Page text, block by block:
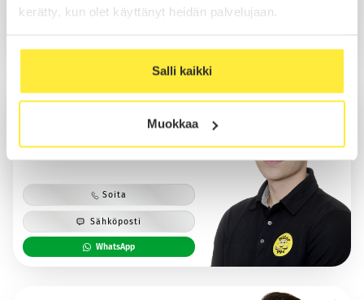
kerätty, kun olet käyttänyt heidän palvelujaan.
Salli kaikki
Muokkaa
Sähköposti
Waltteri Mäkelä
Soita
Sähköposti
WhatsApp